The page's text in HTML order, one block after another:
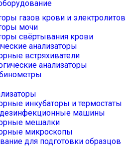
газов крови и электролитов
мочи
свёртывания крови
анализаторы
встряхиватели
анализаторы
инкубаторы и термостаты
машины
мешалки
микроскопы
для подготовки образцов